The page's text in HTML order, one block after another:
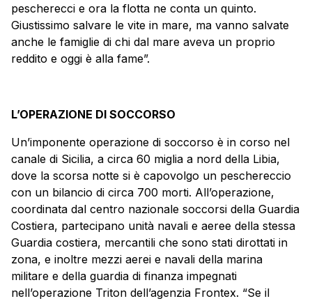
pescherecci e ora la flotta ne conta un quinto.
Giustissimo salvare le vite in mare, ma vanno salvate
anche le famiglie di chi dal mare aveva un proprio
reddito e oggi è alla fame”.
L’OPERAZIONE DI SOCCORSO
Un’imponente operazione di soccorso è in corso nel
canale di Sicilia, a circa 60 miglia a nord della Libia,
dove la scorsa notte si è capovolgo un peschereccio
con un bilancio di circa 700 morti. All’operazione,
coordinata dal centro nazionale soccorsi della Guardia
Costiera, partecipano unità navali e aeree della stessa
Guardia costiera, mercantili che sono stati dirottati in
zona, e inoltre mezzi aerei e navali della marina
militare e della guardia di finanza impegnati
nell’operazione Triton dell’agenzia Frontex. “Se il